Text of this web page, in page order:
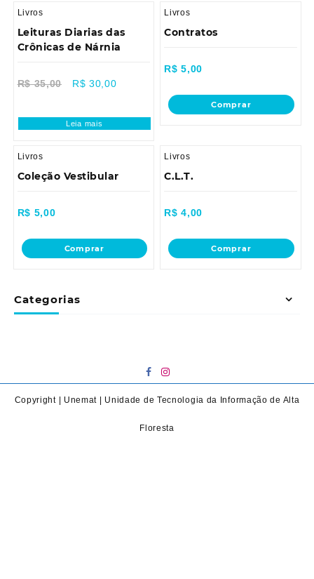
Categorias
Livros
Leituras Diarias das
Crônicas de Nárnia
R$35,00 R$ 30,00
Leia mais
Livros
Contratos
R$ 5,00
Comprar
Livros
Coleção Vestibular
R$ 5,00
Comprar
Livros
C.L.T.
R$ 4,00
Comprar
Copyright | Unemat | Unidade de Tecnologia da Informação de Alta
Floresta